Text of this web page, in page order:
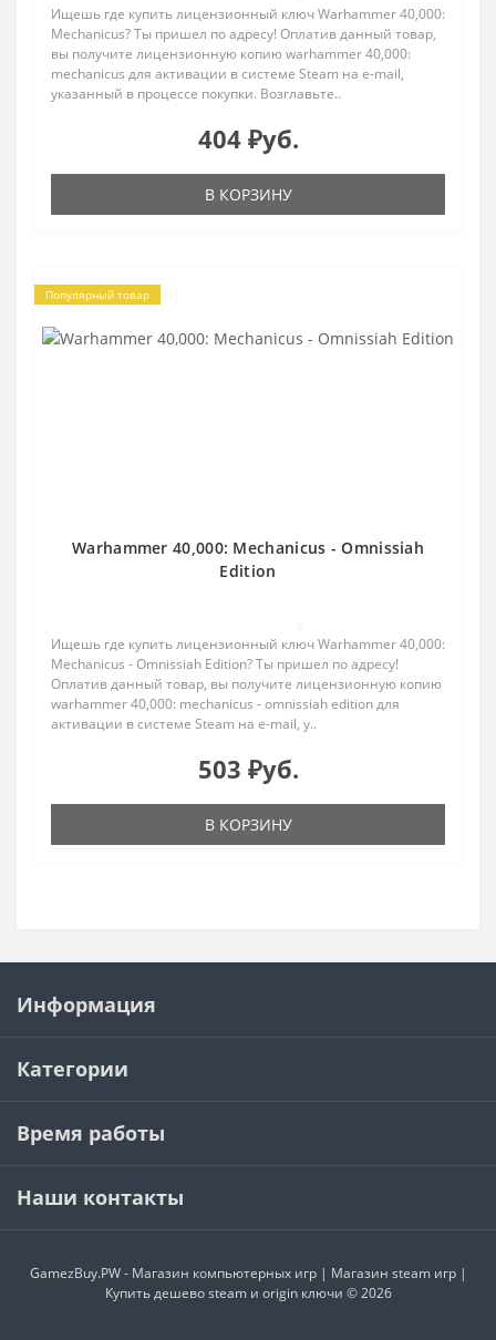
Ищешь где купить лицензионный ключ Warhammer 40,000:
Mechanicus? Ты пришел по адресу! Оплатив данный товар,
вы получите лицензионную копию warhammer 40,000:
mechanicus для активации в системе Steam на e-mail,
указанный в процессе покупки. Возглавьте..
404 ₽уб.
В КОРЗИНУ
Популярный товар
Warhammer 40,000: Mechanicus - Omnissiah
Edition
Ищешь где купить лицензионный ключ Warhammer 40,000:
Mechanicus - Omnissiah Edition? Ты пришел по адресу!
Оплатив данный товар, вы получите лицензионную копию
warhammer 40,000: mechanicus - omnissiah edition для
активации в системе Steam на e-mail, у..
503 ₽уб.
В КОРЗИНУ
Информация
Категории
Время работы
Наши контакты
GamezBuy.PW - Магазин компьютерных игр | Магазин steam игр |
Купить дешево steam и origin ключи © 2026